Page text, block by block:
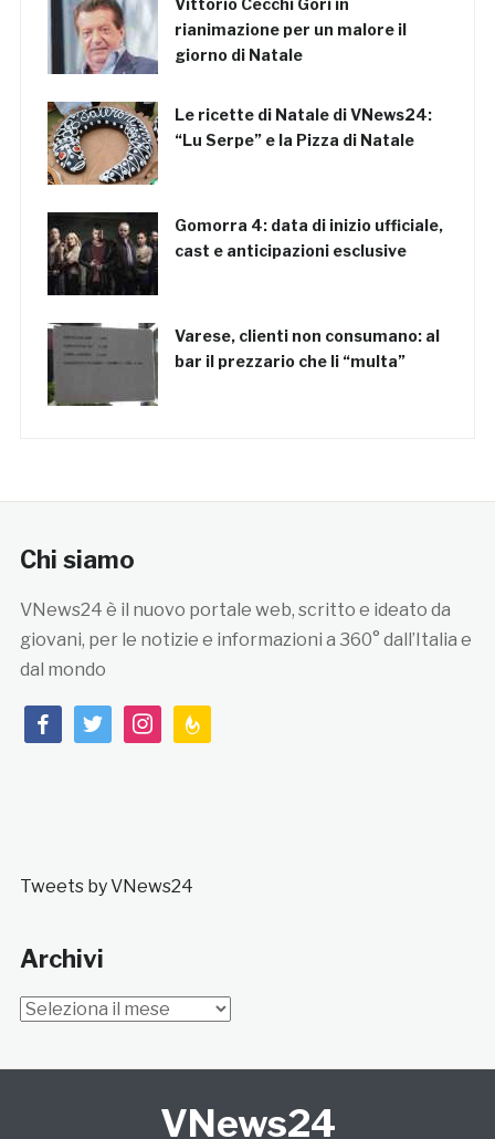
Vittorio Cecchi Gori in
rianimazione per un malore il
giorno di Natale
Le ricette di Natale di VNews24:
“Lu Serpe” e la Pizza di Natale
Gomorra 4: data di inizio ufficiale,
cast e anticipazioni esclusive
Varese, clienti non consumano: al
bar il prezzario che li “multa”
Chi siamo
VNews24 è il nuovo portale web, scritto e ideato da
giovani, per le notizie e informazioni a 360° dall’Italia e
dal mondo
facebooktwitterinstagramfeedburner
Tweets by VNews24
Archivi
Archivi
VNews24